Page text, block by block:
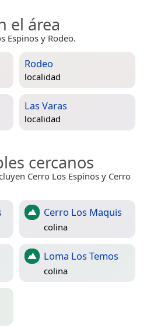
el área
Espinos y Rodeo.
Rodeo
localidad
Las Varas
localidad
cercanos
Cerro Los Espinos y Cerro
Cerro Los Maquis
colina
Loma Los Temos
colina